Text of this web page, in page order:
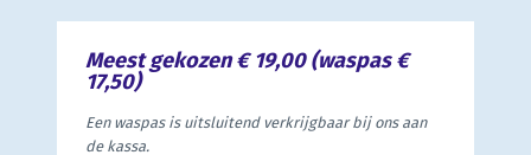
Meest gekozen € 19,00 (waspas €
17,50)
Een waspas is uitsluitend verkrijgbaar bij ons aan
de kassa.